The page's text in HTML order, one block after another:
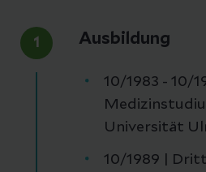
1 Ausbildung
10/1983 - 10/
Universität
10/1989 |